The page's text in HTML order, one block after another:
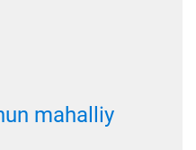
mahalliy